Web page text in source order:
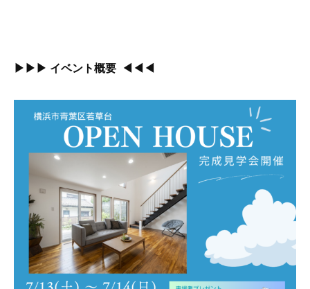
▶▶▶ イベント概要 ◀◀◀